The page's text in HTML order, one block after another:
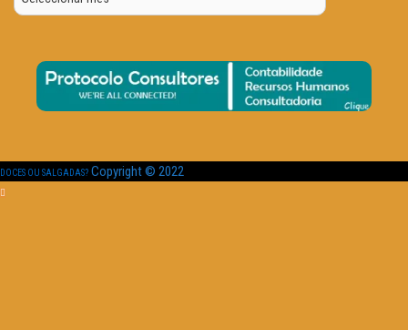
Data
DOCES OU SALGADAS? Copyright © 2022